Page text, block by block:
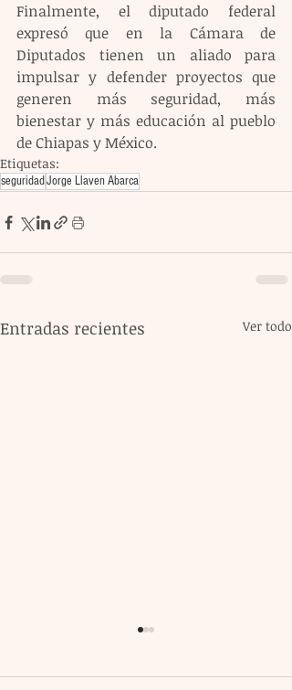
Finalmente, el diputado federal
expresó que en la Cámara de
Diputados tienen un aliado para
impulsar y defender proyectos que
generen más seguridad, más
bienestar y más educación al pueblo
de Chiapas y México.
Etiquetas:
seguridadJorge Llaven Abarca
Entradas recientes Ver todo